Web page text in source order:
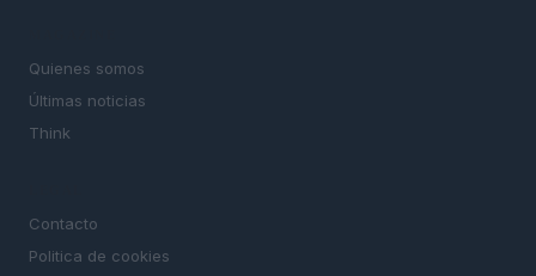
Quienes somos
Últimas noticias
Think
Contacto
Politica de cookies